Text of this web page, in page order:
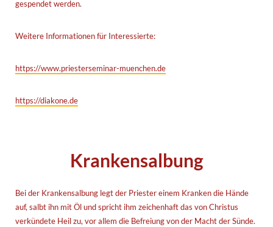
gespendet werden.
Weitere Informationen für Interessierte:
https://www.priesterseminar-muenchen.de
https://diakone.de
Krankensalbung
Bei der Krankensalbung legt der Priester einem Kranken die Hände
auf, salbt ihn mit Öl und spricht ihm zeichenhaft das von Christus
verkündete Heil zu, vor allem die Befreiung von der Macht der Sünde.